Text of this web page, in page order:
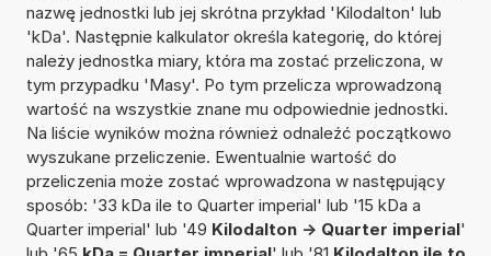
nazwę jednostki lub jej skrótna przykład 'Kilodalton' lub
'kDa'. Następnie kalkulator określa kategorię, do której
należy jednostka miary, która ma zostać przeliczona, w
tym przypadku 'Masy'. Po tym przelicza wprowadzoną
wartość na wszystkie znane mu odpowiednie jednostki.
Na liście wyników można również odnaleźć początkowo
wyszukane przeliczenie. Ewentualnie wartość do
przeliczenia może zostać wprowadzona w następujący
sposób: '33 kDa ile to Quarter imperial' lub '15 kDa a
Quarter imperial' lub '49 Kilodalton -> Quarter imperial'